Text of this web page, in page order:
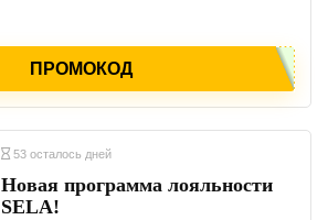
ПРОМОКОД
53 осталось дней
Новая программа лояльности
SELA!